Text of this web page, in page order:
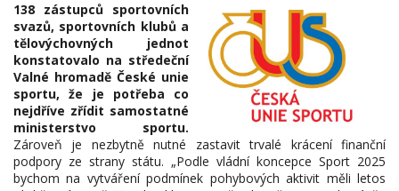
138 zástupců sportovních
svazů, sportovních klubů a
tělovýchovných jednot
konstatovalo na středeční
Valné hromadě České unie
sportu, že je potřeba co
nejdříve zřídit samostatné
ministerstvo sportu.
Zároveň je nezbytně nutné zastavit trvalé krácení finanční
podpory ze strany státu. „Podle vládní koncepce Sport 2025
bychom na vytváření podmínek pohybových aktivit měli letos